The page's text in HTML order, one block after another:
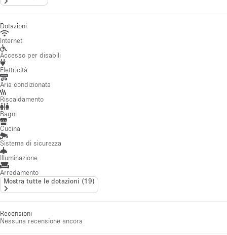
Dotazioni
Internet
Accesso per disabili
Elettricità
Aria condizionata
Riscaldamento
Bagni
Cucina
Sistema di sicurezza
Illuminazione
Arredamento
Mostra tutte le dotazioni (19)
Recensioni
Nessuna recensione ancora